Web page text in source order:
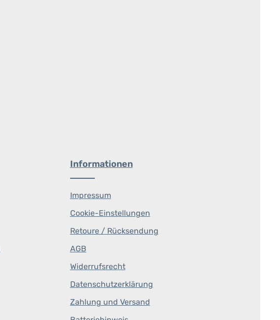
Informationen
Impressum
Cookie-Einstellungen
Retoure / Rücksendung
AGB
Widerrufsrecht
Datenschutzerklärung
Zahlung und Versand